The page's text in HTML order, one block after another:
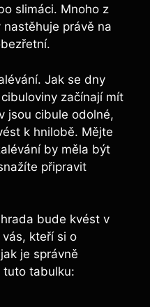
slimáci. Mnoho z
právě na
Jak se dny
začínají mít
jsou cibule odolné,
k hnilobě. Mějte
by měla být
připravit
bude kvést v
kteří si o
je správně
tuto tabulku: